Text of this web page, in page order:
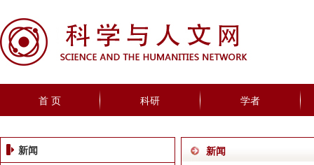
首 页 科研 学者
新闻 新闻